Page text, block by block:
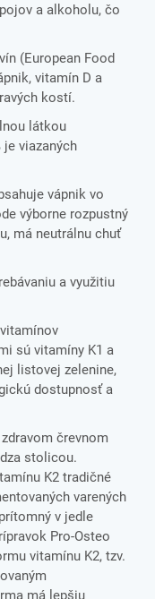
a alkoholu, čo
(European Food
vitamín D a
kostí.
látkou
viazaných
vápnik vo
výborne rozpustný
má neutrálnu chuť
a využitiu
sú vitamíny K1 a
listovej zelenine,
dostupnosť a
črevnom
stolicou.
K2 tradičné
varených
v jedle
Pro-Osteo
vitamínu K2, tzv.
má lepšiu